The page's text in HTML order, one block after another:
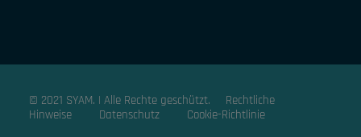
© 2021 SYAM. | Alle Rechte geschützt.
Rechtliche
Hinweise
Datenschutz Cookie-Richtlinie